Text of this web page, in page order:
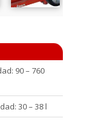
90 – 760
30 – 38 l